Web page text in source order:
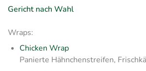
Gericht nach Wahl
Wraps:
Chicken Wrap
Panierte Hähnchenstreifen,